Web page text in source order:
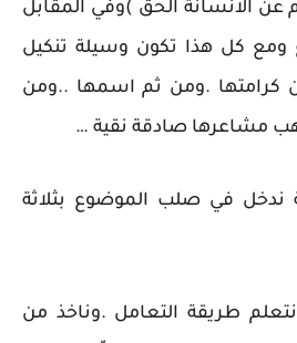
عن الانسانة الحق )وفي المقابل
ومع كل هذا تكون وسيلة تنكيل
كرامتها .ومن ثم اسمها ..ومن
مشاعرها صادقة نقية …
ندخل في صلب الموضوع بثلاثة
نتعلم طريقة التعامل .وناخذ من